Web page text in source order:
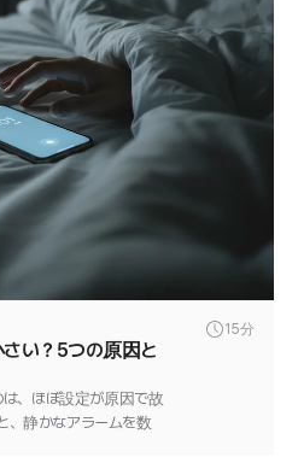
15分
い？5つの原因と
、ほぼ設定が原因で故
、静かなアラームを数